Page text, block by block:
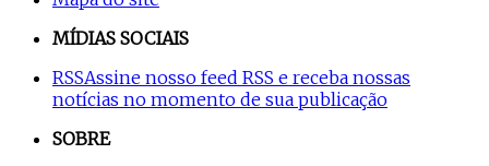
MÍDIAS SOCIAIS
RSSAssine nosso feed RSS e receba nossas
notícias no momento de sua publicação
SOBRE